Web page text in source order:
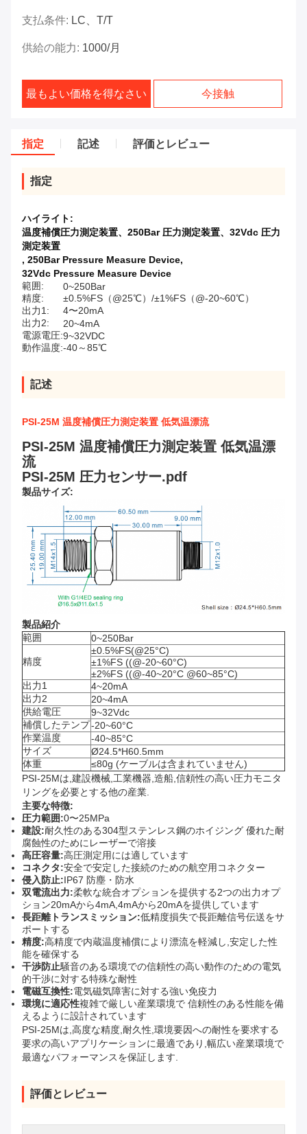
支払条件: LC、T/T
供給の能力: 1000/月
最もよい価格を得なさい 今接触
指定 記述 評価とレビュー
指定
ハイライト:
温度補償圧力測定装置、250Bar 圧力測定装置、32Vdc 圧力
測定装置
, 250Bar Pressure Measure Device,
32Vdc Pressure Measure Device
範囲:
0~250Bar
精度:
±0.5%FS（@25℃）/±1%FS（@-20~60℃）
出力1:
4〜20mA
出力2:
20~4mA
電源電圧:9~32VDC
動作温度:-40～85℃
記述
PSI-25M 温度補償圧力測定装置 低気温漂流
PSI-25M 温度補償圧力測定装置 低気温漂
流
PSI-25M 圧力センサー.pdf
製品サイズ:
製品紹介
範囲
0~250Bar
精度
±0.5%FS(@25°C)
±1%FS ((@-20~60°C)
±2%FS ((@-40~20°C @60~85°C)
出力1
4~20mA
出力2
20~4mA
供給電圧
9~32Vdc
補償したテンプ-20~60°C
作業温度
-40~85°C
サイズ
Ø24.5*H60.5mm
体重
≤80g (ケーブルは含まれていません)
PSI-25Mは,建設機械,工業機器,造船,信頼性の高い圧力モニタ
リングを必要とする他の産業.
主要な特徴:
圧力範囲:0〜25MPa
建設:耐久性のある304型ステンレス鋼のホイジング 優れた耐
腐蝕性のためにレーザーで溶接
高圧容量:高圧測定用には適しています
コネクタ:安全で安定した接続のための航空用コネクター
侵入防止:IP67 防塵・防水
双電流出力:柔軟な統合オプションを提供する2つの出力オプ
ション20mAから4mA,4mAから20mAを提供しています
長距離トランスミッション:低精度損失で長距離信号伝送をサ
ポートする
精度:高精度で内蔵温度補償により漂流を軽減し,安定した性
能を確保する
干渉防止騒音のある環境での信頼性の高い動作のための電気
的干渉に対する特殊な耐性
電磁互換性:電気磁気障害に対する強い免疫力
環境に適応性複雑で厳しい産業環境で 信頼性のある性能を備
えるように設計されています
PSI-25Mは,高度な精度,耐久性,環境要因への耐性を要求する
要求の高いアプリケーションに最適であり,幅広い産業環境で
最適なパフォーマンスを保証します.
評価とレビュー